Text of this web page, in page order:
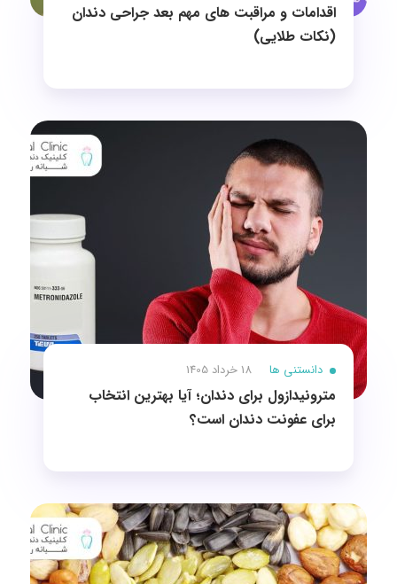
اقدامات و مراقبت های مهم بعد جراحی دندان
(نکات طلایی)
دانستنی ها 18 خرداد 1405
مترونیدازول برای دندان؛ آیا بهترین انتخاب
برای عفونت دندان است؟